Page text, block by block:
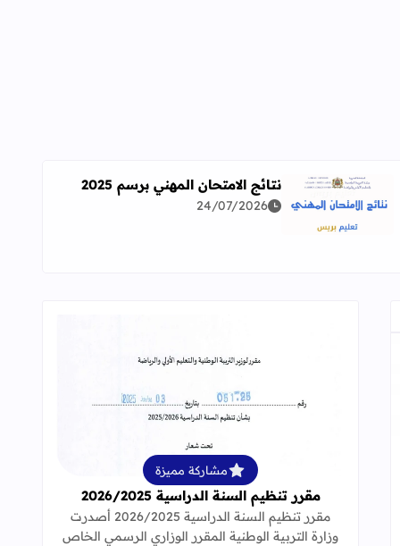
معمقة للوضعيات المهنية وفق آخر توصيف
اقرأ المزيد عن نتائج الامتحان المهني برسم 2025
نتائج الامتحان المهني برسم 2025
24/07/2026
قراءة المزيد عن مقرر تنظيم السنة الدراسية
مشاركة مميزة
مقرر تنظيم السنة الدراسية 2026/2025
مقرر تنظيم السنة الدراسية 2026/2025 أصدرت
وزارة التربية الوطنية المقرر الوزاري الرسمي الخاص